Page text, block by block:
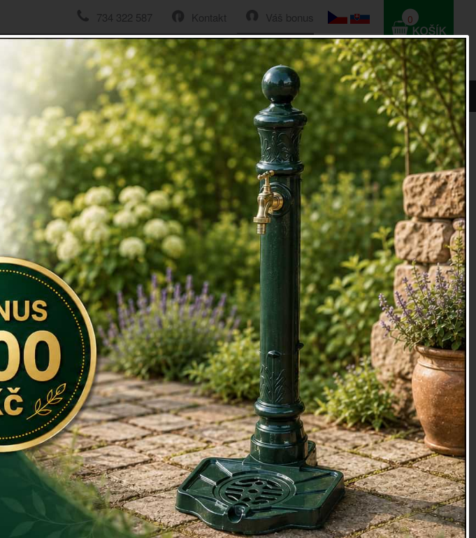
Váš bonus
Kontakt
734 322 587
HLEDAT
0
0 Kč
Rošt na gril ocelový, pr. 52cm
Rošt na gril ocelový, pr. 52cm
Rošt na grilvyrobený z oceli, vhodný na ohniště nebo grily s
průměrem do 50 cm
Každý, kdo miluje grilování a letní posezení na zahradě, se neobejde
bez kvalitního grilu nebo alespoň ohniště. I tak ale stále chybí ta
nejdůležitější věc - rošt. Díky roštu si můžete vychutnat své oblíbené
steaky, hamburgery nebo zeleninu přímo z grilu!
Tentorošt na grilje navíc opatřen dvěma úchytkami pro snadnější
přenášení a sundávání z grilu.
Rošt na grilpohodlně použijete na následující ohniště:
dek9515 - Přenosné ohniště tulipán(pr. 50 cm)
E0908 - Litinové ohniště malé 50x17,5cm(pr. 50 cm)
případně iE1439 - Ohniště na zahradu keramické 47x47x29,3cm
(pr. 47 cm) - s přesahem
Rozměr v cm (ŠxHxV): 52 x 51,5 x 5,4
Materiál: uhlíková ocel
Záruka: 2 roky